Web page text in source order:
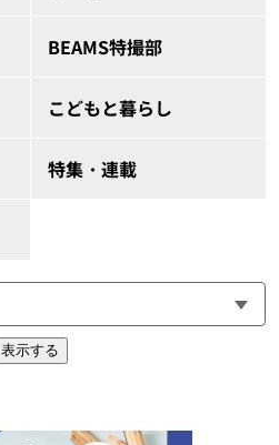
BEAMS特撮部
こどもと暮らし
特集・連載
表示する